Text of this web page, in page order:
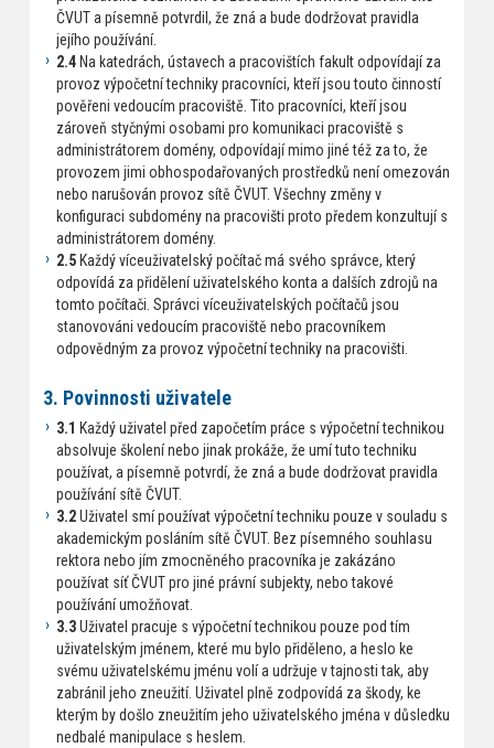
ČVUT a písemně potvrdil, že zná a bude dodržovat pravidla
jejího používání.
2.4Na katedrách, ústavech a pracovištích fakult odpovídají za
provoz výpočetní techniky pracovníci, kteří jsou touto činností
pověřeni vedoucím pracoviště. Tito pracovníci, kteří jsou
zároveň styčnými osobami pro komunikaci pracoviště s
administrátorem domény, odpovídají mimo jiné též za to, že
provozem jimi obhospodařovaných prostředků není omezován
nebo narušován provoz sítě ČVUT. Všechny změny v
konfiguraci subdomény na pracovišti proto předem konzultují s
administrátorem domény.
2.5Každý víceuživatelský počítač má svého správce, který
odpovídá za přidělení uživatelského konta a dalších zdrojů na
tomto počítači. Správci víceuživatelských počítačů jsou
stanovováni vedoucím pracoviště nebo pracovníkem
odpovědným za provoz výpočetní techniky na pracovišti.
3. Povinnosti uživatele
3.1 Každý uživatel před započetím práce s výpočetní technikou
absolvuje školení nebo jinak prokáže, že umí tuto techniku
používat, a písemně potvrdí, že zná a bude dodržovat pravidla
používání sítě ČVUT.
3.2Uživatel smí používat výpočetní techniku pouze v souladu s
akademickým posláním sítě ČVUT. Bez písemného souhlasu
rektora nebo jím zmocněného pracovníka je zakázáno
používat síť ČVUT pro jiné právní subjekty, nebo takové
používání umožňovat.
3.3Uživatel pracuje s výpočetní technikou pouze pod tím
uživatelským jménem, které mu bylo přiděleno, a heslo ke
svému uživatelskému jménu volí a udržuje v tajnosti tak, aby
zabránil jeho zneužití. Uživatel plně zodpovídá za škody, ke
kterým by došlo zneužitím jeho uživatelského jména v důsledku
nedbalé manipulace s heslem.